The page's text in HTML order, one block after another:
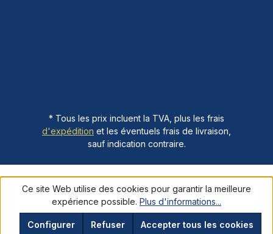
* Tous les prix incluent la TVA, plus les frais
d'expédition et les éventuels frais de livraison,
sauf indication contraire.
Ce site Web utilise des cookies pour garantir la meilleure
expérience possible. Plus d'informations...
Refuser
Configurer Accepter tous les cookies